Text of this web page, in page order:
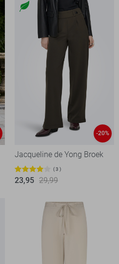
-20%
Jacqueline de Yong Broek
3
23,95 29,99